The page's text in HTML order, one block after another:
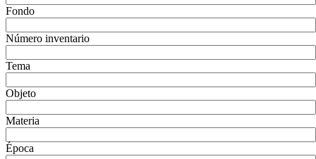
Fondo
Número inventario
Tema
Objeto
Materia
Época